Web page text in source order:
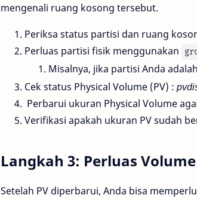
mengenali ruang kosong tersebut.
Periksa status partisi dan ruang
Perluas partisi fisik menggunakan
Misalnya, jika partisi Anda adalah
Cek status Physical Volume (PV) :
Perbarui ukuran Physical Volume
Verifikasi apakah ukuran PV sudah
Langkah 3: Perluas
Setelah PV diperbarui, Anda bisa